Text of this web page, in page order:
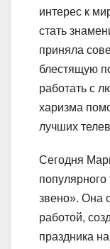
интерес к
стать
приняла
блестящую
работать с
харизма
лучших
Сегодня
звено». Она
работой,
праздника